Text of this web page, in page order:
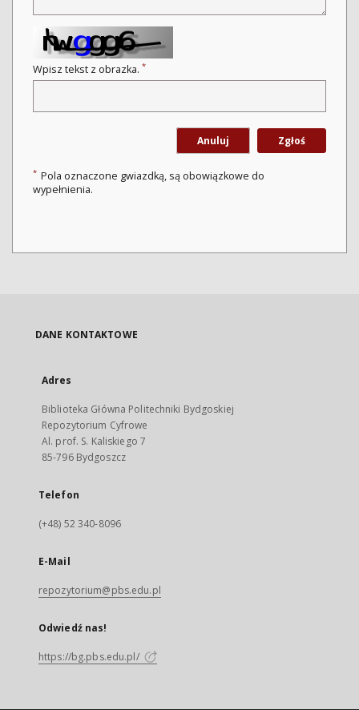
Wpisz tekst z obrazka. *
Anuluj Zgłoś
* Pola oznaczone gwiazdką, są obowiązkowe do
wypełnienia.
DANE KONTAKTOWE
Adres
Biblioteka Główna Politechniki Bydgoskiej
Repozytorium Cyfrowe
Al. prof. S. Kaliskiego 7
85-796 Bydgoszcz
Telefon
(+48) 52 340-8096
E-Mail
repozytorium@pbs.edu.pl
Odwiedź nas!
https://bg.pbs.edu.pl/